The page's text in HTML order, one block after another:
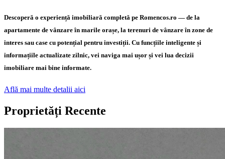
Descoperă o experiență imobiliară completă pe Romencos.ro — de la
apartamente de vânzare în marile orașe, la terenuri de vânzare în zone de
interes sau case cu potențial pentru investiții. Cu funcțiile inteligente și
informațiile actualizate zilnic, vei naviga mai ușor și vei lua decizii
imobiliare mai bine informate.
Află mai multe detalii aici
Proprietăți Recente